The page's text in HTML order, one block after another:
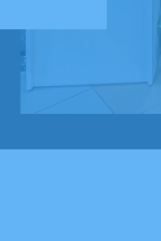
engagement. Je